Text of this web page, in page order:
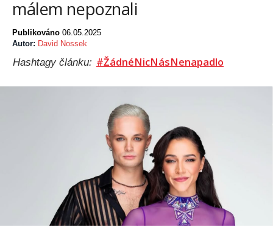
málem nepoznali
Publikováno 06.05.2025
Autor: David Nossek
Hashtagy článku: #ŽádnéNicNásNenapadlo